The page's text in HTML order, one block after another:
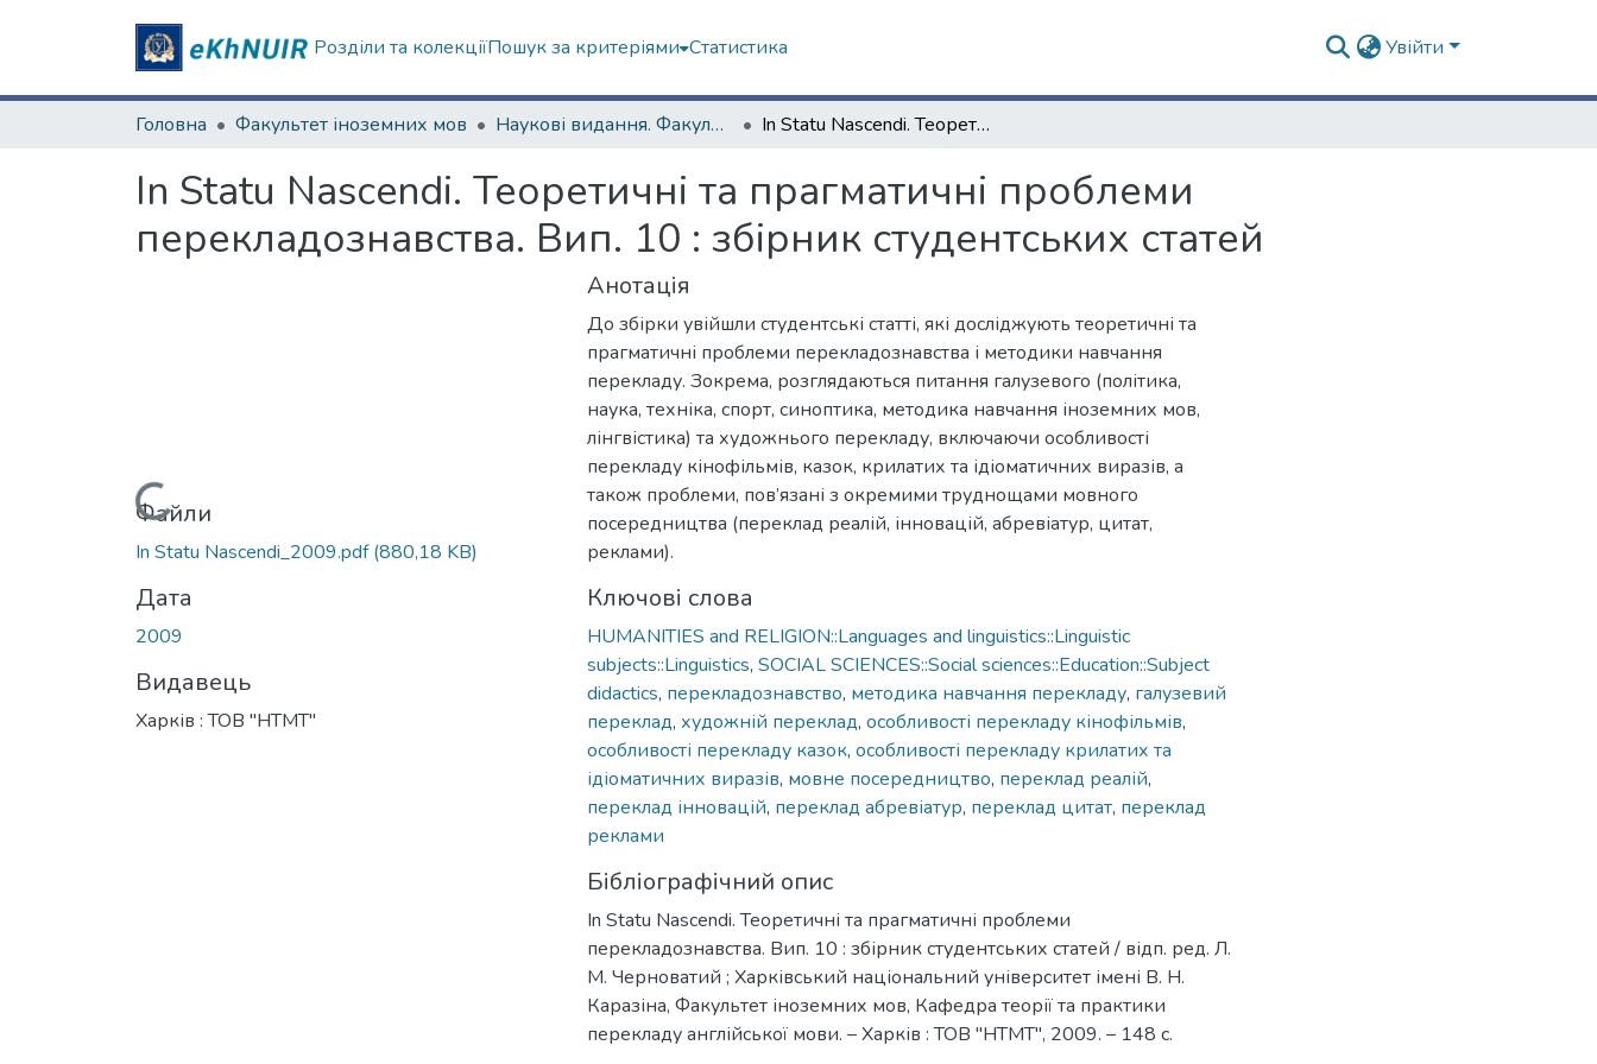
Розділи та колекціїПошук за критеріями Статистика Увійти
Головна Факультет іноземних мов Наукові видання. Факультет іноземних мов In Statu Nascendi. Теоретичні та прагматичні проблеми перекладознавства. Вип. 10 : збірник студентських статей
In Statu Nascendi. Теоретичні та прагматичні проблеми
перекладознавства. Вип. 10 : збірник студентських статей
Вантажиться...
Файли
In Statu Nascendi_2009.pdf(880,18 KB)
Дата
2009
Видавець
Харків : ТОВ "НТМТ"
Анотація
До збірки увійшли студентські статті, які досліджують теоретичні та
прагматичні проблеми перекладознавства і методики навчання
перекладу. Зокрема, розглядаються питання галузевого (політика,
наука, техніка, спорт, синоптика, методика навчання іноземних мов,
лінгвістика) та художнього перекладу, включаючи особливості
перекладу кінофільмів, казок, крилатих та ідіоматичних виразів, а
також проблеми, пов’язані з окремими труднощами мовного
посередництва (переклад реалій, інновацій, абревіатур, цитат,
реклами).
Ключові слова
HUMANITIES and RELIGION::Languages and linguistics::Linguistic
subjects::Linguistics, SOCIAL SCIENCES::Social sciences::Education::Subject
didactics, перекладознавство, методика навчання перекладу, галузевий
переклад, художній переклад, особливості перекладу кінофільмів,
особливості перекладу казок, особливості перекладу крилатих та
ідіоматичних виразів, мовне посередництво, переклад реалій,
переклад інновацій, переклад абревіатур, переклад цитат, переклад
реклами
Бібліографічний опис
In Statu Nascendi. Теоретичні та прагматичні проблеми
перекладознавства. Вип. 10 : збірник студентських статей / відп. ред. Л.
М. Черноватий ; Харківський національний університет імені В. Н.
Каразіна, Факультет іноземних мов, Кафедра теорії та практики
перекладу англійської мови. – Харків : ТОВ "НТМТ", 2009. – 148 с.